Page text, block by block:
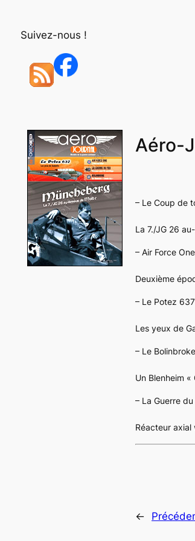
Suivez-nous !
Aéro-
– Le Coup de
La 7./JG 26
– Air Force One
Deuxième
– Le Potez 637
Les yeux de
– Le Bolinbroke
Un Blenheim «
– La Guerre
Réacteur
←